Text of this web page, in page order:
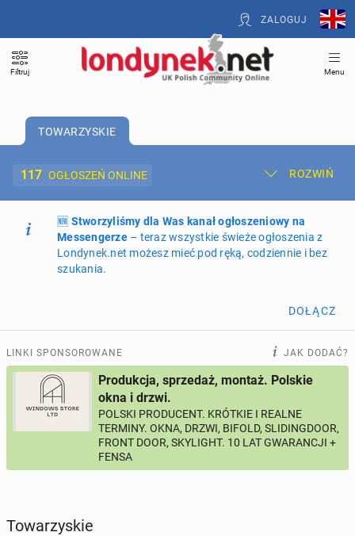
ZALOGUJ
Filtruj Menu
TOWARZYSKIE
117 OGŁOSZEŃ ONLINE ROZWIŃ
Dodaj ogłoszenie Moje ogłoszenia
Oferta i cennik ogłoszeń
ogłoszenia online
PROFILE KANDYDATÓW 304profile online
USŁUGI 166ogłoszeń online
MOTORYZACJA 12ogłoszeń online
🆕 Stworzyliśmy dla Was kanał ogłoszeniowy na
Messengerze– teraz wszystkie świeże ogłoszenia z
Londynek.net możesz mieć pod ręką, codziennie i bez
szukania.
DOŁĄCZ
LINKI SPONSOROWANE JAK DODAĆ?
Produkcja, sprzedaż, montaż. Polskie
okna i drzwi.
POLSKI PRODUCENT. KRÓTKIE I REALNE
TERMINY. OKNA, DRZWI, BIFOLD, SLIDINGDOOR,
FRONT DOOR, SKYLIGHT. 10 LAT GWARANCJI +
FENSA
Towarzyskie